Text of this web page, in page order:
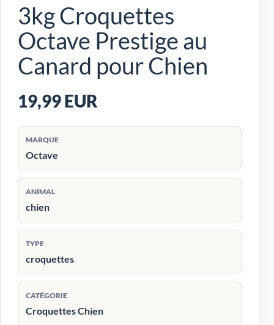
3kg Croquettes
Octave Prestige au
Canard pour Chien
19,99 EUR
MARQUE
Octave
ANIMAL
chien
TYPE
croquettes
CATÉGORIE
Croquettes Chien